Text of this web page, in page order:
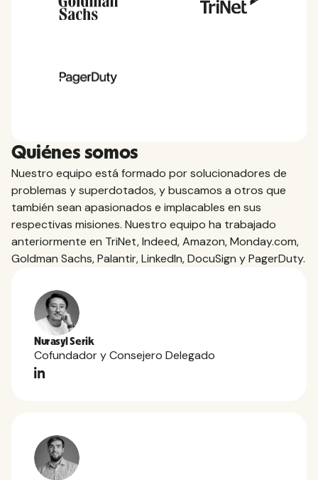
Quiénes somos
Nuestro equipo está formado por solucionadores de
problemas y superdotados, y buscamos a otros que
también sean apasionados e implacables en sus
respectivas misiones. Nuestro equipo ha trabajado
anteriormente en TriNet, Indeed, Amazon, Monday.com,
Goldman Sachs, Palantir, LinkedIn, DocuSign y PagerDuty.
Nurasyl Serik
Cofundador y Consejero Delegado